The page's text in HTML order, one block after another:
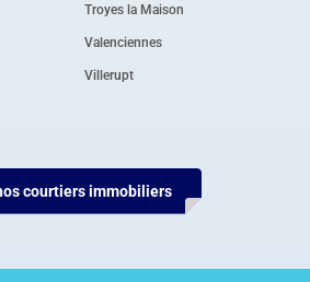
Troyes la Maison
Valenciennes
Villerupt
courtiers immobiliers